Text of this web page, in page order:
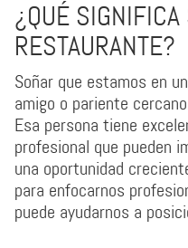
¿QUÉ SIGNIFICA
RESTAURANTE?
Soñar que estamos en
amigo o pariente
Esa persona tiene
profesional que pueden
una oportunidad
para enfocarnos
puede ayudarnos a